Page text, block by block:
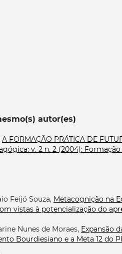
autor(es)
A FORMAÇÃO PRÁTICA DE
v. 2 n. 2 (2004):
Feijó Souza, Metacognição na
vistas à potencialização do
Nunes de Moraes, Expansão
Bourdiesiano e a Meta 12 do